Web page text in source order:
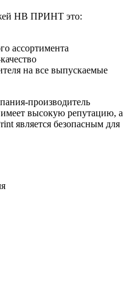
НВ ПРИНТ это:
ассортимента
на все выпускаемые
производитель
имеет высокую репутацию, а
является безопасным для